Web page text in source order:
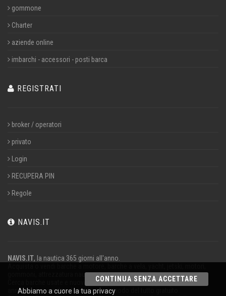
gommone
Charter
aziende online
imbarchi - accessori - posti barca
REGISTRATI
broker / operatori
privato
Login
RECUPERA PIN
Regole
NAVIS.IT
NAVIS.IT, la nautica 365 giorni all'anno.
gommoni, attrezzatura nautica.
Cerca barche usate e nuove nel nostro database oppure pubblica un
annuncio per vendere la tua barca in modo del tutto gratuito.
CONTINUA SENZA ACCETTARE
Abbiamo a cuore la tua privacy